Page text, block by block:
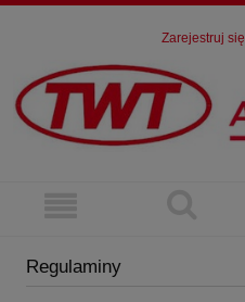
Zarejestruj się
Regulaminy